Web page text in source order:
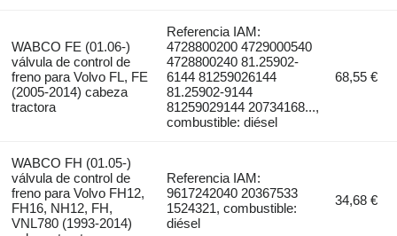
WABCO FE (01.06-)
válvula de control de
freno para Volvo FL, FE
(2005-2014) cabeza
tractora
Referencia IAM:
4728800200 4729000540
4728800240 81.25902-
6144 81259026144
81.25902-9144
81259029144 20734168...,
combustible: diésel
68,55 €
WABCO FH (01.05-)
válvula de control de
freno para Volvo FH12,
FH16, NH12, FH,
VNL780 (1993-2014)
Referencia IAM:
9617242040 20367533
1524321, combustible:
diésel
34,68 €